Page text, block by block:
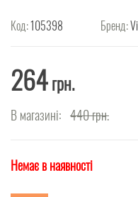
Код:105398 Бренд:
264грн.
В магазині: 440грн.
Немає в наявності